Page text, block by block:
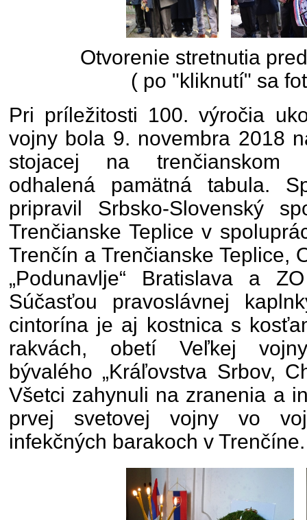
Otvorenie stretnutia
( po "kliknutí" sa
Pri príležitosti 100. výročia
vojny bola 9. novembra 2018
stojacej na trenčianskom
odhalená pamätná tabula.
pripravil Srbsko-Slovenský
Trenčianske Teplice v
Trenčín a Trenčianske Teplice,
„Podunavlje“ Bratislava a
Súčasťou pravoslávnej
cintorína je aj kostnica s
rakvách, obetí Veľkej
bývalého „Kráľovstva Srbov,
Všetci zahynuli na zranenia a
prvej svetovej vojny vo
infekčných barakoch v Trenčíne.